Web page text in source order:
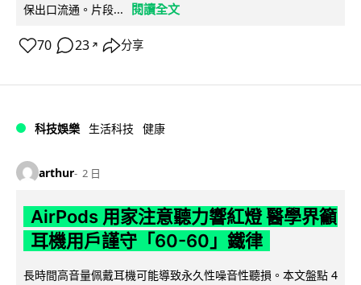
保出口流通。片段...
閱讀全文
70 23 ↗ 分享
科技娛樂 生活科技 健康
arthur 2 日
AirPods 用家注意聽力響紅燈 醫學界籲
耳機用戶謹守「60-60」鐵律
長時間高音量佩戴耳機可能導致永久性噪音性聽損。本文盤點 4